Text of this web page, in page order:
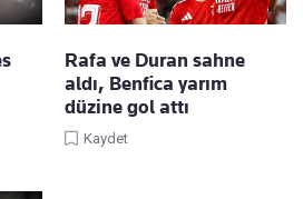
Rafa ve Duran sahne
aldı, Benfica yarım
düzine gol attı
Kaydet